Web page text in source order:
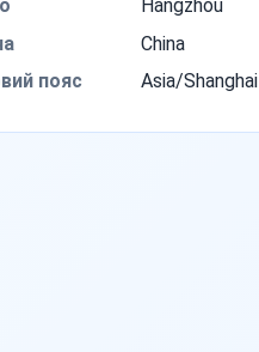
Hangzhou
China
пояс
Asia/Shanghai